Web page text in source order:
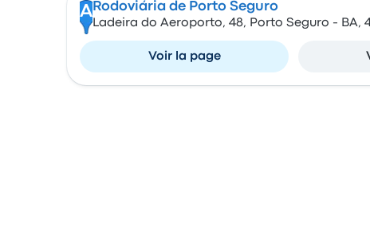
A Rodoviária de Porto Seguro
Ladeira do Aeroporto, 48, Porto Seguro - BA,
Voir la page